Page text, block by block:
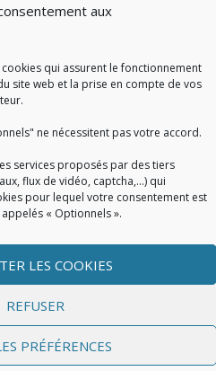
aux
qui assurent le fonctionnement
site web et la prise en compte de vos
ne nécessitent pas votre accord.
services proposés par des tiers
flux de vidéo, captcha,...) qui
pour lequel votre consentement est
« Optionnels ».
LES COOKIES
REFUSER
PRÉFÉRENCES